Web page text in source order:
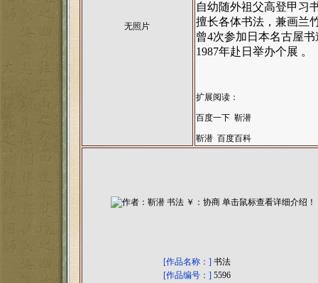
无照片
自幼随外祖父高登甲习
擅长各体书法，兼画兰
曾4次参加日本名古屋
1987年赴日举办个展 。
扩展阅读：
百度一下 靳潜
靳潜 百度百科
[作品名称：] 书法
[作品编号：] 5596